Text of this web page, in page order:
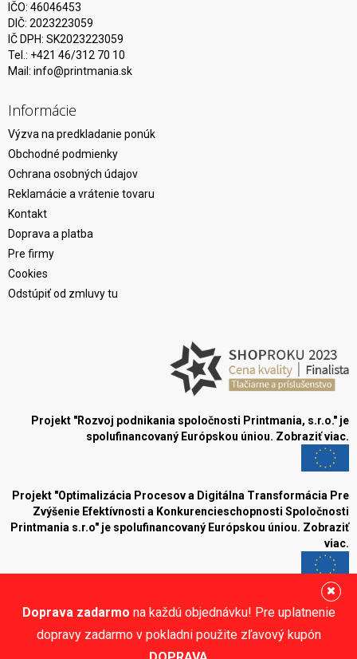
Doprava zadarmo na každú objednávku! Pre uplatnenie
dopravy zadarmo v pokladni použite zľavový kupón
IČO: 46046453
DIČ: 2023223059
IČ DPH: SK2023223059
Tel.: +421 46/312 70 10
Mail: info@printmania.sk
Informácie
Výzva na predkladanie ponúk
Obchodné podmienky
Ochrana osobných údajov
Reklamácie a vrátenie tovaru
Kontakt
Doprava a platba
Pre firmy
Cookies
Odstúpiť od zmluvy tu
Projekt "Rozvoj podnikania spoločnosti Printmania, s.r.o." je
spolufinancovaný Európskou úniou. Zobraziť viac.
Projekt "Optimalizácia Procesov a Digitálna Transformácia Pre
Zvýšenie Efektívnosti a Konkurencieschopnosti Spoločnosti
Printmania s.r.o" je spolufinancovaný Európskou úniou. Zobraziť
viac.
Blog